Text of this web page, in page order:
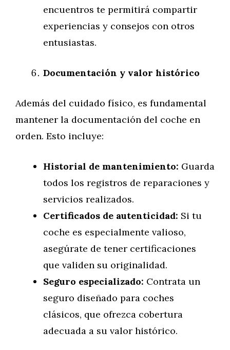
encuentros te permitirá compartir
experiencias y consejos con otros
entusiastas.
Documentación y valor histórico
Además del cuidado físico, es fundamental
mantener la documentación del coche en
orden. Esto incluye:
Historial de mantenimiento: Guarda
todos los registros de reparaciones y
servicios realizados.
Certificados de autenticidad: Si tu
coche es especialmente valioso,
asegúrate de tener certificaciones
que validen su originalidad.
Seguro especializado: Contrata un
seguro diseñado para coches
clásicos, que ofrezca cobertura
adecuada a su valor histórico.